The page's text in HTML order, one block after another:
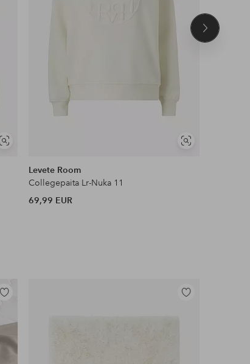
Näytä
Näytä
Levete Room
Collegepaita Lr-Nuka 11
69,99 EUR
Seuraava
Lisää
Lisää